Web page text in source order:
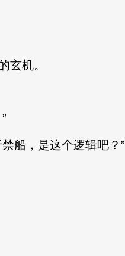
机。
船，是这个逻辑吧？”